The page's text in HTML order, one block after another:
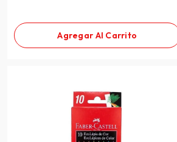
Agregar Al Carrito